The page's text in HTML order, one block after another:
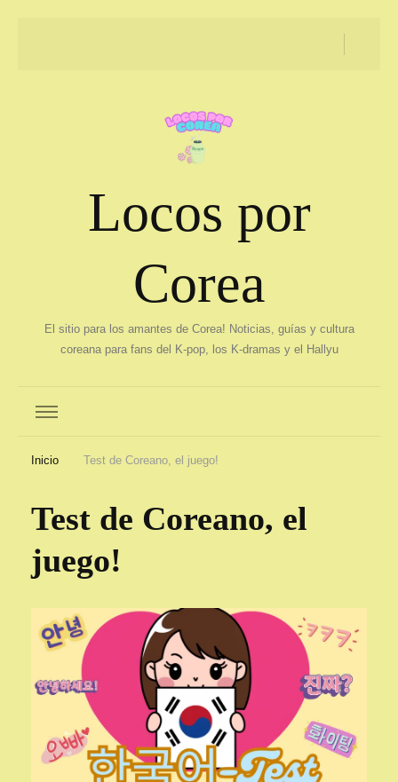
Locos por
Corea
El sitio para los amantes de Corea! Noticias, guías y cultura
coreana para fans del K-pop, los K-dramas y el Hallyu
Inicio Test de Coreano, el juego!
Test de Coreano, el
juego!